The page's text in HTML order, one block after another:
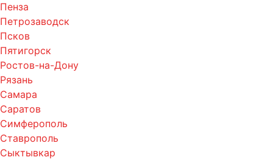
Пенза
Петрозаводск
Псков
Пятигорск
Ростов-на-Дону
Рязань
Самара
Саратов
Симферополь
Ставрополь
Сыктывкар